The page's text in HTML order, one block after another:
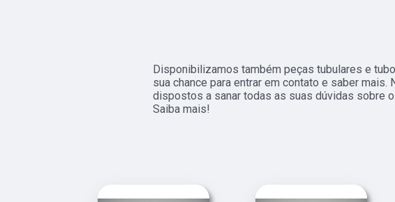
Disponibilizamos também peças tubulares e
sua chance para entrar em contato e saber
dispostos a sanar todas as suas dúvidas sobre
Saiba mais!